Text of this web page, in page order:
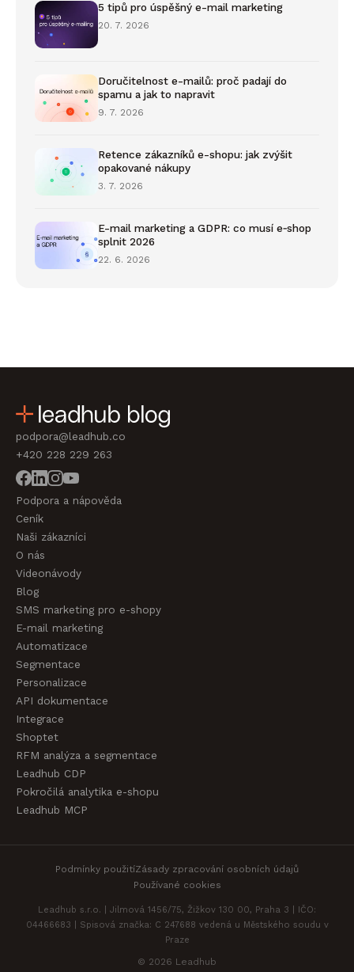
5 tipů pro úspěšný e-mail marketing
20. 7. 2026
Doručitelnost e-mailů: proč padají do
spamu a jak to napravit
9. 7. 2026
Retence zákazníků e-shopu: jak zvýšit
opakované nákupy
3. 7. 2026
E-mail marketing a GDPR: co musí e‑shop
splnit 2026
22. 6. 2026
podpora@leadhub.co
+420 228 229 263
Podpora a nápověda
Ceník
Naši zákazníci
O nás
Videonávody
Blog
SMS marketing pro e-shopy
E-mail marketing
Automatizace
Segmentace
Personalizace
API dokumentace
Integrace
Shoptet
RFM analýza a segmentace
Leadhub CDP
Pokročilá analytika e-shopu
Leadhub MCP
Podmínky použitíZásady zpracování osobních údajů
Používané cookies
Leadhub s.r.o. | Jilmová 1456/75, Žižkov 130 00, Praha 3 | IČO:
04466683 | Spisová značka: C 247688 vedená u Městského soudu v
Praze
© 2026 Leadhub